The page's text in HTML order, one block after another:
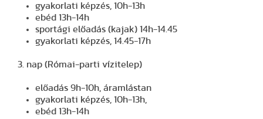
gyakorlati képzés, 10h-13h
ebéd 13h-14h
sportági előadás (kajak) 14h-14.45
gyakorlati képzés, 14.45-17h
3. nap (Római-parti vízitelep)
előadás 9h-10h, áramlástan
gyakorlati képzés, 10h-13h,
ebéd 13h-14h